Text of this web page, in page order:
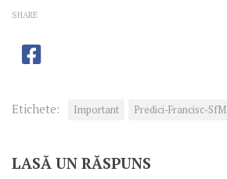
SHARE
Etichete: Important Predici-Francisc-SfM
LASĂ UN RĂSPUNS